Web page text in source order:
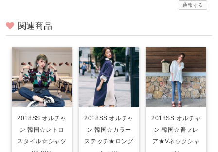
通報する
関連商品
2018SS オルチャ
ン 韓国☆レトロ
スタイル☆シャツ
2018SS オルチャ
ン 韓国☆カラー
ステッチ★ロング
2018SS オルチャ
ン 韓国☆裾フレ
ア★Vネックシャ